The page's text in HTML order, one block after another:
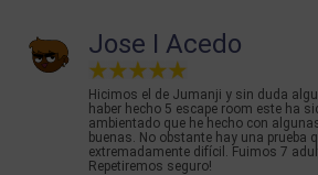
Jose I Acedo
Hicimos el de Jumanji y sin duda
haber hecho 5 escape room este ha
ambientado que he hecho con
buenas. No obstante hay una prueba
extremadamente difícil. Fuimos 7
Repetiremos seguro!